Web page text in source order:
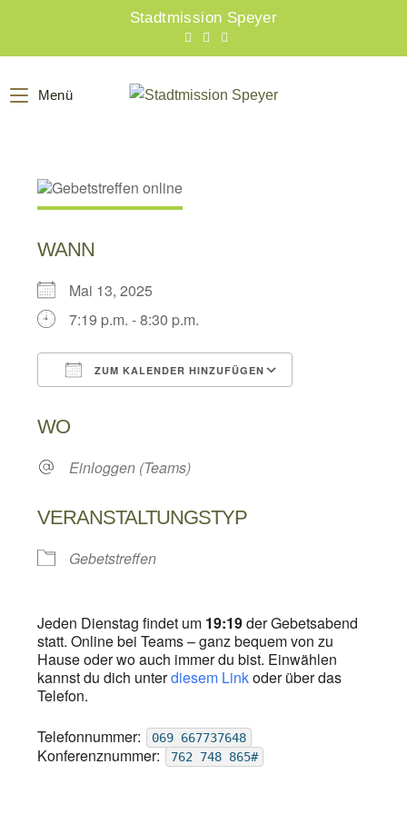
Stadtmission Speyer
Menü
WANN
Mai 13, 2025
7:19 p.m. - 8:30 p.m.
ZUM KALENDER HINZUFÜGEN
WO
Einloggen (Teams)
VERANSTALTUNGSTYP
Gebetstreffen
Jeden Dienstag findet um 19:19der Gebetsabend
statt. Online bei Teams – ganz bequem von zu
Hause oder wo auch immer du bist. Einwählen
kannst du dich unterdiesem Linkoder über das
Telefon.
Telefonnummer:
069 667737648
Konferenznummer: 762 748 865#